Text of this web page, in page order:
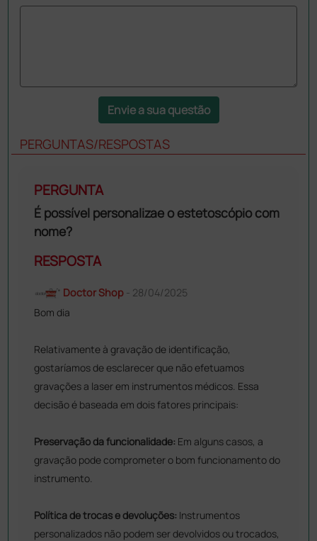
Envie a sua questão
PERGUNTAS/RESPOSTAS
PERGUNTA
É possível personalizae o estetoscópio com
nome?
RESPOSTA
Doctor Shop- 28/04/2025
Bom dia
Relativamente à gravação de identificação,
gostaríamos de esclarecer que não efetuamos
gravações a laser em instrumentos médicos. Essa
decisão é baseada em dois fatores principais:
Preservação da funcionalidade: Em alguns casos, a
gravação pode comprometer o bom funcionamento do
instrumento.
Política de trocas e devoluções: Instrumentos
personalizados não podem ser devolvidos ou trocados,